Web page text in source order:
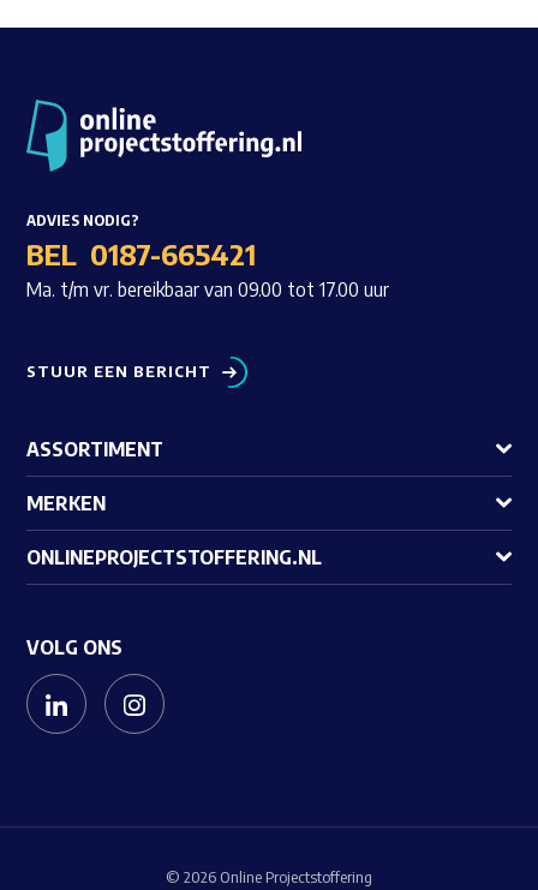
Waar ben je naar op zoek?
ADVIES NODIG?
BEL 0187-665421
Ma. t/m vr. bereikbaar van 09.00 tot 17.00 uur
STUUR EEN BERICHT
ASSORTIMENT
MERKEN
ONLINEPROJECTSTOFFERING.NL
VOLG ONS
© 2026 Online Projectstoffering